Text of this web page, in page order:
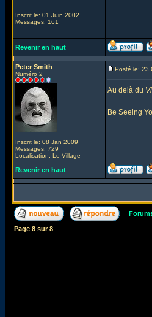
Inscrit le: 01 Juin 2002
Messages: 161
Revenir en haut
Peter Smith
Numéro 2
Inscrit le: 08 Jan 2009
Messages: 729
Localisation: Le Village
Posté le: 23
Au delà du
Be Seeing
Revenir en haut
Page 8 sur8